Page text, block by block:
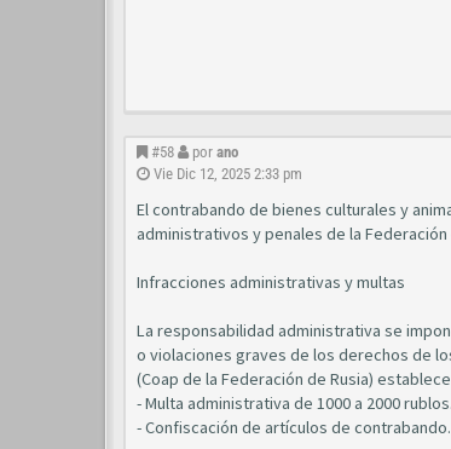
#58 por ano
Vie Dic 12, 2025 2:33 pm
El contrabando de bienes culturales y
administrativos y penales de la Federación
Infracciones administrativas y multas
La responsabilidad administrativa se
o violaciones graves de los derechos de
(Coap de la Federación de Rusia)
- Multa administrativa de 1000 a 2000 rublos.
- Confiscación de artículos de contrabando.